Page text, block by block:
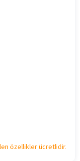
özellikler ücretlidir.